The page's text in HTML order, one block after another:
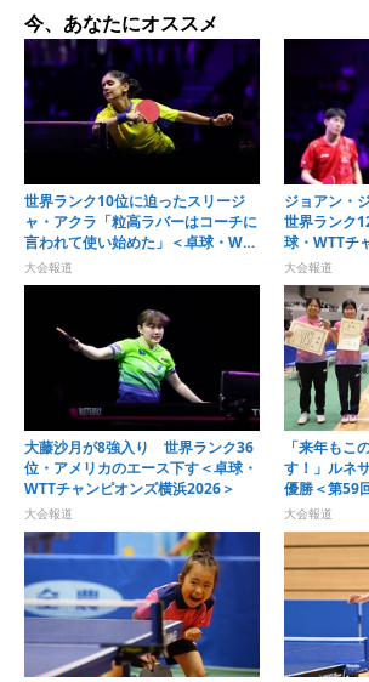
今、あなたにオススメ
世界ランク10位に迫ったスリージ
ャ・アクラ「粒高ラバーはコーチに
言われて使い始めた」＜卓球・WTT
チャンピオンズ横浜2026＞
大会報道
ジョアン・
世界ランク
球・WTTチ
＞
大会報道
大藤沙月が8強入り 世界ランク36
位・アメリカのエース下す＜卓球・
WTTチャンピオンズ横浜2026＞
大会報道
「来年もこ
す！」ルネ
優勝＜第59
信制卓球大会
大会報道